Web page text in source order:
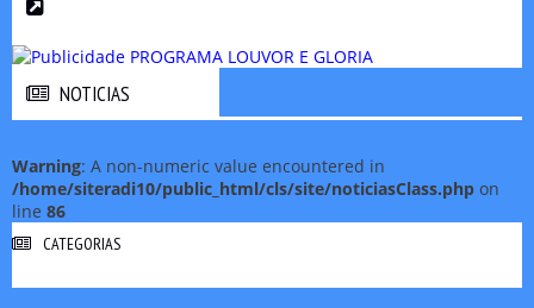
NOTICIAS
Warning: A non-numeric value encountered in
/home/siteradi10/public_html/cls/site/noticiasClass.php on
line 86
CATEGORIAS